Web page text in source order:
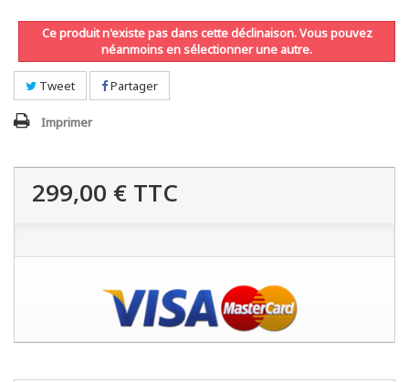
Ce produit n'existe pas dans cette déclinaison. Vous pouvez
néanmoins en sélectionner une autre.
Tweet Partager
Imprimer
299,00 € TTC